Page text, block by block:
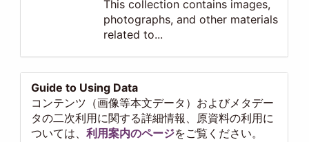
This collection contains images,
photographs, and other materials
related to...
Guide to Using Data
コンテンツ（画像等本文データ）およびメタデー
タの二次利用に関する詳細情報、原資料の利用に
ついては、利用案内のページをご覧ください。